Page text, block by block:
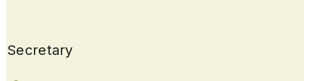
Secretary